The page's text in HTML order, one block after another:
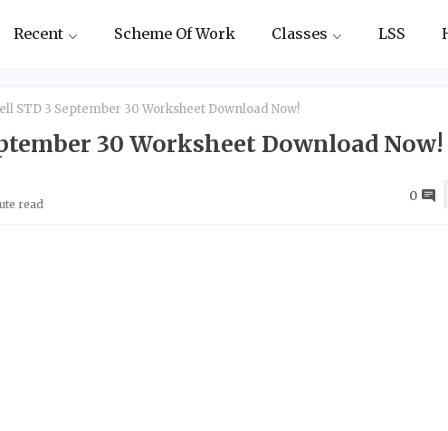
Recent Scheme Of Work Classes LSS
STD 3 September 30 Worksheet Download Now!
30 Worksheet Download Now!
read
0